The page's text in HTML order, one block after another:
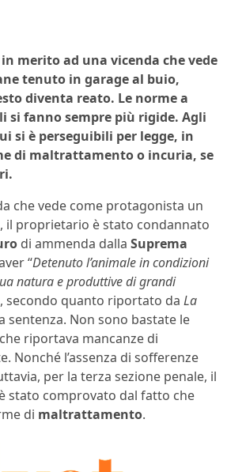
merito ad una vicenda che vede
tenuto in garage al buio,
diventa reato. Le norme a
si fanno sempre più rigide. Agli
si è perseguibili per legge, in
di maltrattamento o incuria, se
che vede come protagonista un
il proprietario è stato condannato
di ammenda dalla Suprema
“Detenuto l’animale in condizioni
natura e produttive di grandi
secondo quanto riportato da La
sentenza. Non sono bastate le
riportava mancanze di
Nonché l’assenza di sofferenze
per la terza sezione penale, il
stato comprovato dal fatto che
di maltrattamento.